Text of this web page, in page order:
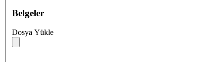
Belgeler
Dosya Yükle